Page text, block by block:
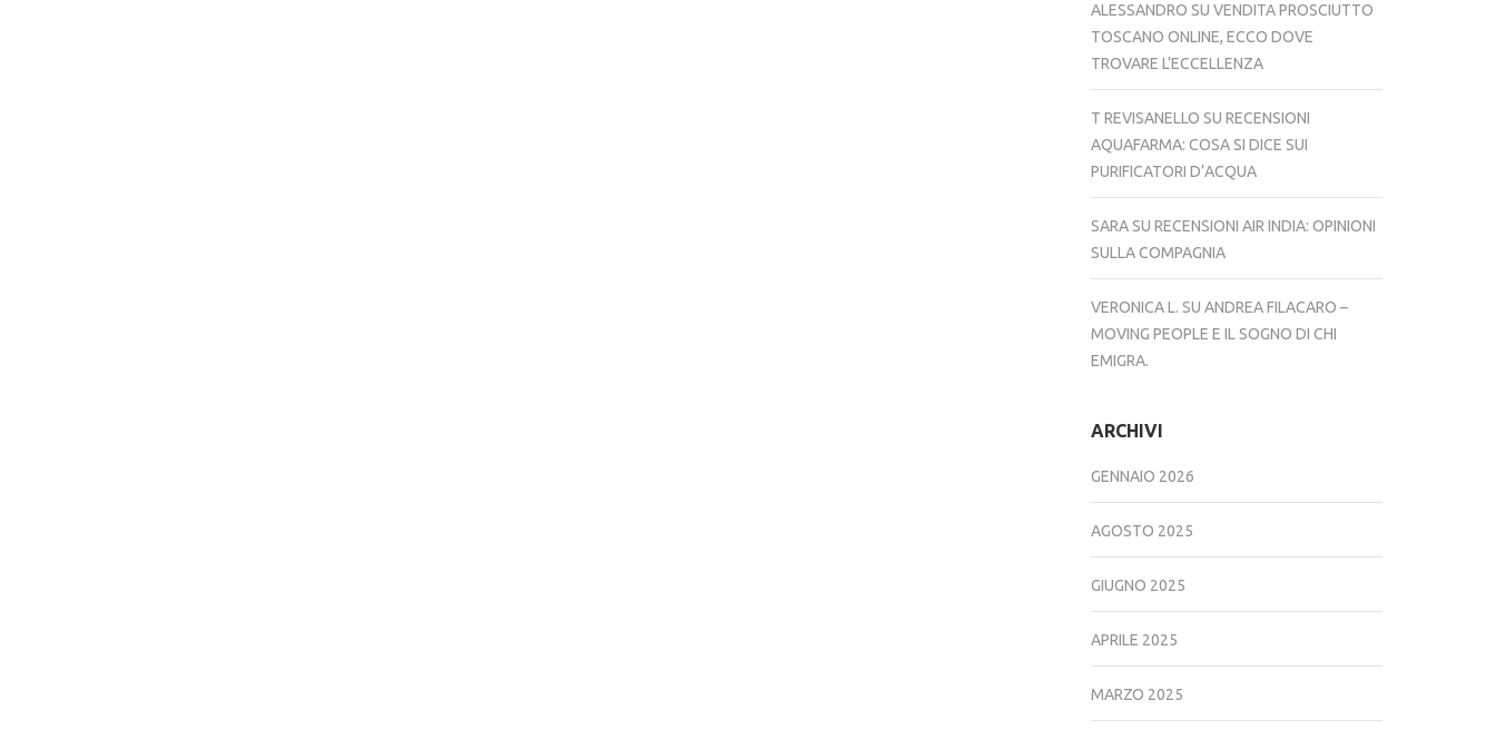
ALESSANDRO SU VENDITA PROSCIUTTO
TOSCANO ONLINE, ECCO DOVE
TROVARE L’ECCELLENZA
T REVISANELLO SU RECENSIONI
AQUAFARMA: COSA SI DICE SUI
PURIFICATORI D’ACQUA
SARASU RECENSIONI AIR INDIA: OPINIONI
SULLA COMPAGNIA
VERONICA L. SU ANDREA FILACARO –
MOVING PEOPLE E IL SOGNO DI CHI
EMIGRA.
ARCHIVI
GENNAIO 2026
AGOSTO 2025
GIUGNO 2025
APRILE 2025
MARZO 2025